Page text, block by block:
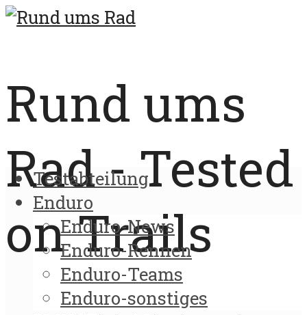
Rund ums
Rad - Tested
on Trails
Testabteilung
Enduro
Enduro-News
Enduro-Rennen
Enduro-Teams
Enduro-sonstiges